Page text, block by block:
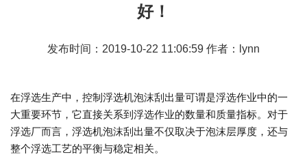
好！
发布时间：2019-10-22 11:06:59 作者：lynn
在浮选生产中，控制浮选机泡沫刮出量可谓是浮选作业中的一
大重要环节，它直接关系到浮选作业的数量和质量指标。对于
浮选厂而言，浮选机泡沫刮出量不仅取决于泡沫层厚度，还与
整个浮选工艺的平衡与稳定相关。